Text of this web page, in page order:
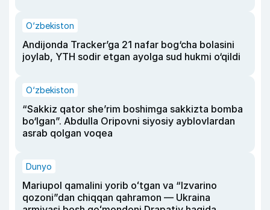
O‘zbekiston
Andijonda Tracker’ga 21 nafar bog‘cha bolasini
joylab, YTH sodir etgan ayolga sud hukmi o‘qildi
O‘zbekiston
“Sakkiz qator she’rim boshimga sakkizta bomba
bo‘lgan”. Abdulla Oripovni siyosiy ayblovlardan
asrab qolgan voqea
Dunyo
Mariupol qamalini yorib oʻtgan va “Izvarino
qozoni”dan chiqqan qahramon — Ukraina